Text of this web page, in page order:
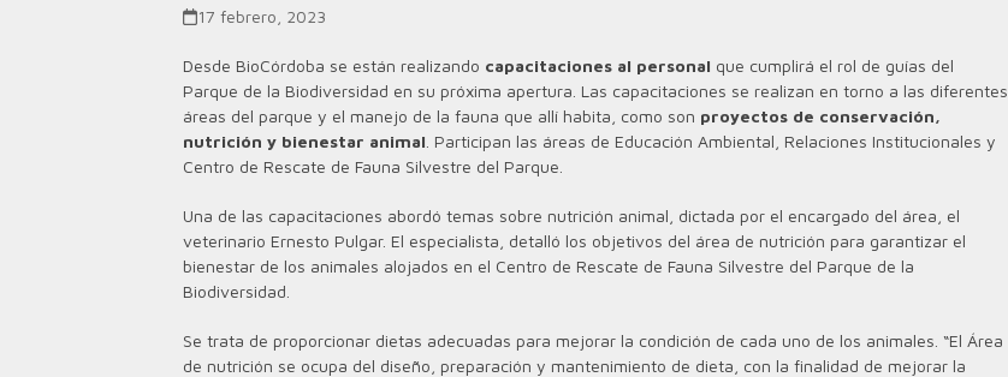
17 febrero, 2023
Desde BioCórdoba se están realizando capacitaciones al personal que cumplirá el rol de guías del
Parque de la Biodiversidad en su próxima apertura. Las capacitaciones se realizan en torno a las diferentes
áreas del parque y el manejo de la fauna que allí habita, como son proyectos de conservación,
nutrición y bienestar animal . Participan las áreas de Educación Ambiental, Relaciones Institucionales y
Centro de Rescate de Fauna Silvestre del Parque.
Una de las capacitaciones abordó temas sobre nutrición animal, dictada por el encargado del área, el
veterinario Ernesto Pulgar. El especialista, detalló los objetivos del área de nutrición para garantizar el
bienestar de los animales alojados en el Centro de Rescate de Fauna Silvestre del Parque de la
Biodiversidad.
Se trata de proporcionar dietas adecuadas para mejorar la condición de cada uno de los animales. “El Área
de nutrición se ocupa del diseño, preparación y mantenimiento de dieta, con la finalidad de mejorar la